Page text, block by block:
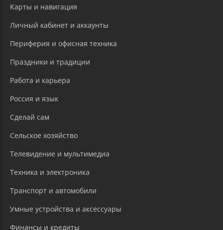
Карты и навигация
Личный кабинет и аккаунты
Периферия и офисная техника
Праздники и традиции
Работа и карьера
Россия и язык
Сделай сам
Сельское хозяйство
Телевидение и мультимедиа
Техника и электроника
Транспорт и автомобили
Умные устройства и аксессуары
Финансы и кредиты